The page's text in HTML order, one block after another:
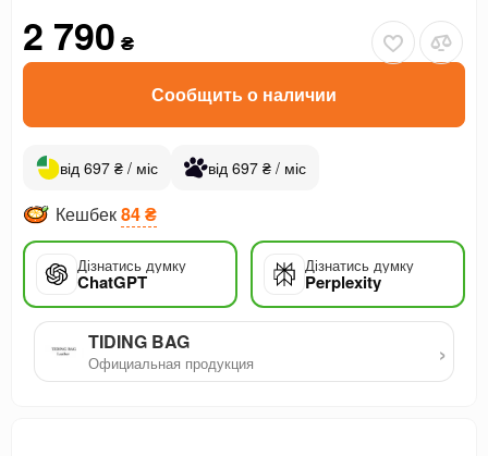
2 790 ₴
Сообщить о наличии
від 697 ₴ / міс від 697 ₴ / міс
Кешбек84 ₴
Дізнатись думку
ChatGPT
Дізнатись думку
Perplexity
TIDING BAG
Официальная продукция ›